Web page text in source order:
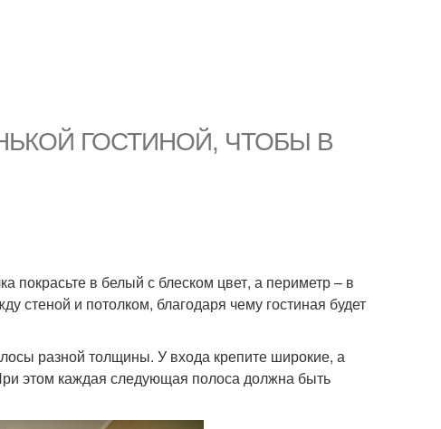
ГОСТИНОЙ, ЧТОБЫ В
покрасьте в белый с блеском цвет, а периметр – в
стеной и потолком, благодаря чему гостиная будет
разной толщины. У входа крепите широкие, а
этом каждая следующая полоса должна быть